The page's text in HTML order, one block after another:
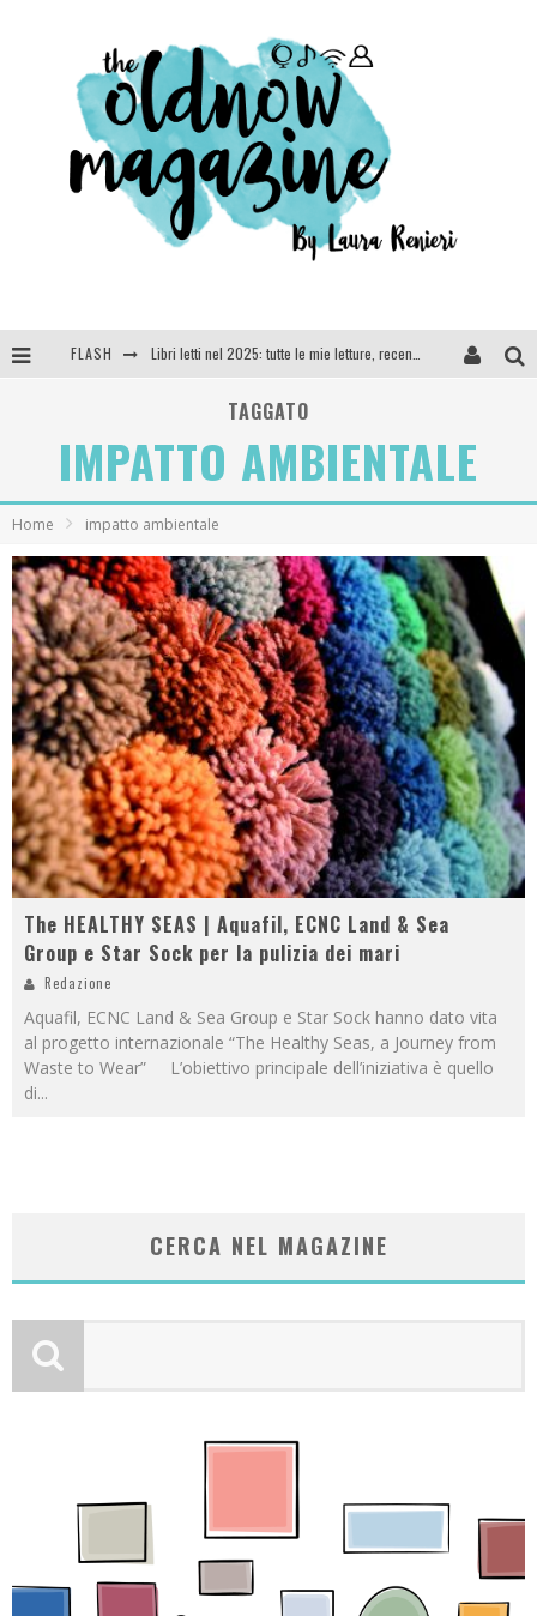
FLASH
SEE YOU AT 5 | Chanel
Anya Taylor-Joy, Jisoo e Willow Smith protagoniste della nuova campagna Dior Addict
TAGGATO
IMPATTO AMBIENTALE
Home impatto ambientale
The HEALTHY SEAS | Aquafil, ECNC Land & Sea
Group e Star Sock per la pulizia dei mari
Redazione
Aquafil, ECNC Land & Sea Group e Star Sock hanno dato vita
al progetto internazionale “The Healthy Seas, a Journey from
Waste to Wear” L’obiettivo principale dell’iniziativa è quello
di...
CERCA NEL MAGAZINE